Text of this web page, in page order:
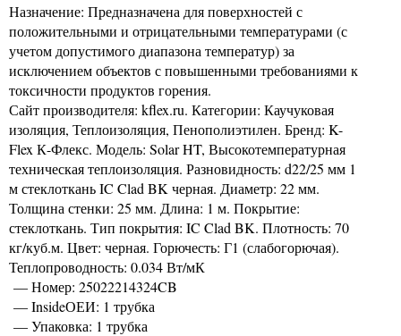
Назначение: Предназначена для поверхностей с
положительными и отрицательными температурами (с
учетом допустимого диапазона температур) за
исключением объектов с повышенными требованиями к
токсичности продуктов горения.
Сайт производителя: kflex.ru. Категории: Каучуковая
изоляция, Теплоизоляция, Пенополиэтилен. Бренд: K-
Flex К-Флекс. Модель: Solar HT, Высокотемпературная
техническая теплоизоляция. Разновидность: d22/25 мм 1
м стеклоткань IC Clad BK черная. Диаметр: 22 мм.
Толщина стенки: 25 мм. Длина: 1 м. Покрытие:
стеклоткань. Тип покрытия: IC Clad BK. Плотность: 70
кг/куб.м. Цвет: черная. Горючесть: Г1 (слабогорючая).
Теплопроводность: 0.034 Вт/мК
— Номер: 25022214324CB
— InsideОЕИ: 1 трубка
— Упаковка: 1 трубка